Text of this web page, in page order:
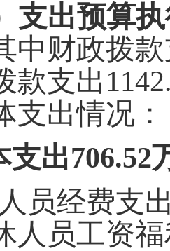
支出预算
中财政拨
款支出
支出情况：
支出706.52
人员经费支
人员工资